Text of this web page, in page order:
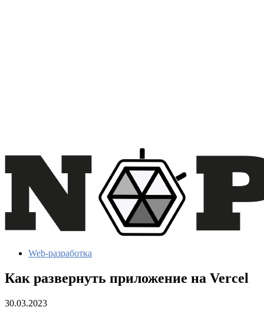
Web-разработка
Как развернуть приложение на Vercel
30.03.2023